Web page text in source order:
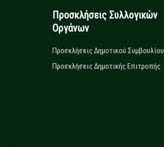
Προσκλήσεις Συλλογικών
Οργάνων
Προσκλήσεις Δημοτικού Συμβουλίου
Προσκλήσεις Δημοτικής Επιτροπής